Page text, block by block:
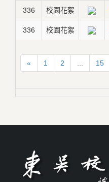
336 校園花絮
336 校園花絮
« 1 2 15